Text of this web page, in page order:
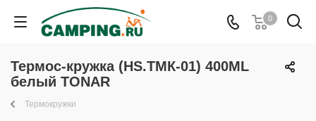
0
Термос-кружка (HS.TMК-01) 400ML
белый TONAR
Термокружки